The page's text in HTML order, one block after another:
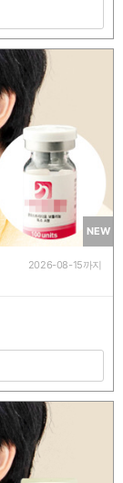
NEW
2026-08-15까지